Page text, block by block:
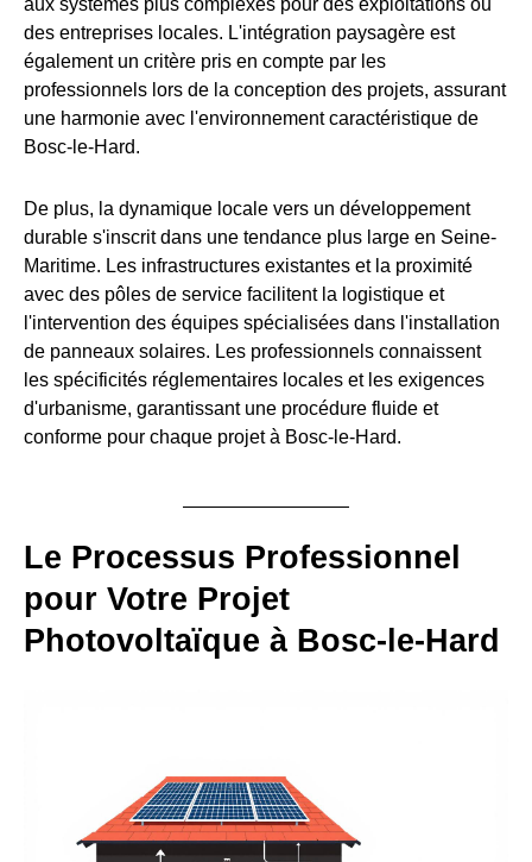
aux systèmes plus complexes pour des exploitations ou
des entreprises locales. L'intégration paysagère est
également un critère pris en compte par les
professionnels lors de la conception des projets, assurant
une harmonie avec l'environnement caractéristique de
Bosc-le-Hard.
De plus, la dynamique locale vers un développement
durable s'inscrit dans une tendance plus large en Seine-
Maritime. Les infrastructures existantes et la proximité
avec des pôles de service facilitent la logistique et
l'intervention des équipes spécialisées dans l'installation
de panneaux solaires. Les professionnels connaissent
les spécificités réglementaires locales et les exigences
d'urbanisme, garantissant une procédure fluide et
conforme pour chaque projet à Bosc-le-Hard.
Le Processus Professionnel
pour Votre Projet
Photovoltaïque à Bosc-le-Hard